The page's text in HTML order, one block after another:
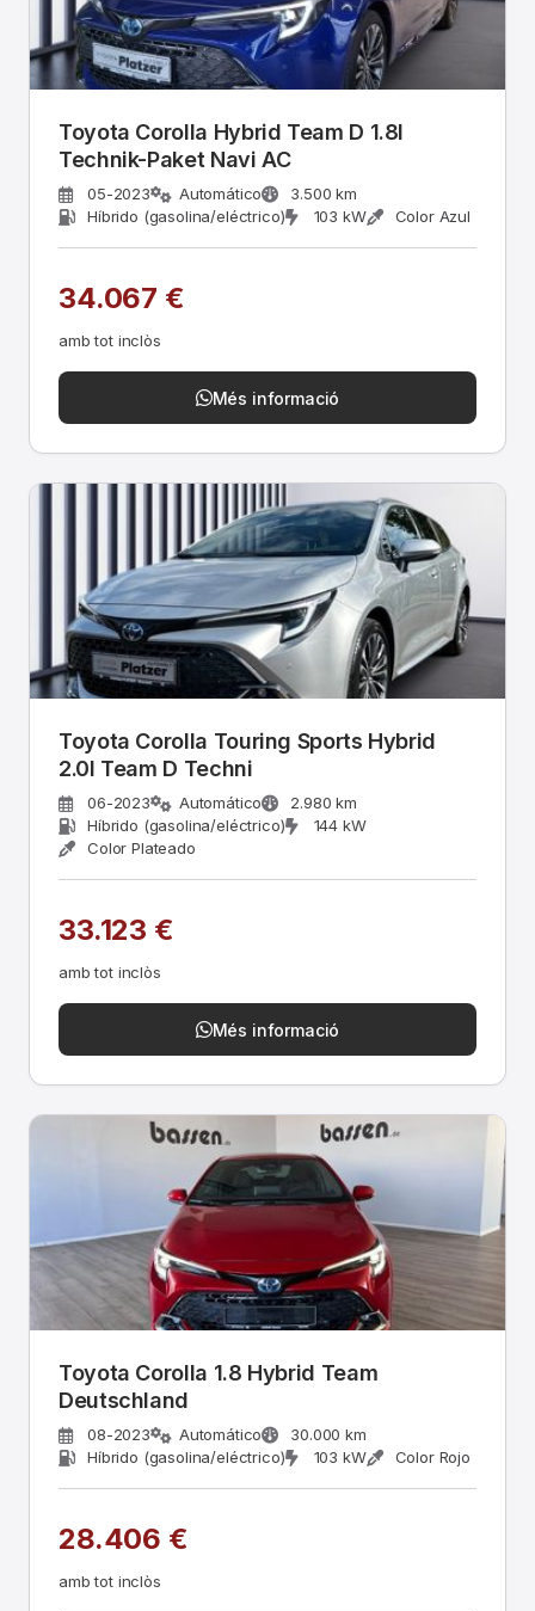
Toyota Corolla Hybrid Team D 1.8l
Technik-Paket Navi AC
05-2023 Automático
3.500 km
Híbrido (gasolina/eléctrico)
103 kW Color Azul
34.067 €
amb tot inclòs
Més informació
Toyota Corolla Touring Sports Hybrid
2.0l Team D Techni
06-2023 Automático
2.980 km
Híbrido (gasolina/eléctrico)
144 kW
Color Plateado
33.123 €
amb tot inclòs
Més informació
Toyota Corolla 1.8 Hybrid Team
Deutschland
08-2023 Automático
30.000 km
Híbrido (gasolina/eléctrico)
103 kW Color Rojo
28.406 €
amb tot inclòs